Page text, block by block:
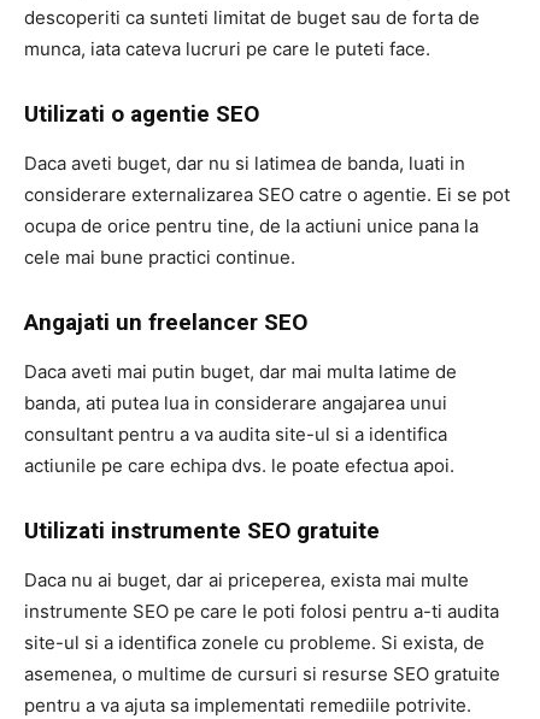
descoperiti ca sunteti limitat de buget sau de forta de
munca, iata cateva lucruri pe care le puteti face.
Utilizati o agentie SEO
Daca aveti buget, dar nu si latimea de banda, luati in
considerare externalizarea SEO catre o agentie. Ei se pot
ocupa de orice pentru tine, de la actiuni unice pana la
cele mai bune practici continue.
Angajati un freelancer SEO
Daca aveti mai putin buget, dar mai multa latime de
banda, ati putea lua in considerare angajarea unui
consultant pentru a va audita site-ul si a identifica
actiunile pe care echipa dvs. le poate efectua apoi.
Utilizati instrumente SEO gratuite
Daca nu ai buget, dar ai priceperea, exista mai multe
instrumente SEO pe care le poti folosi pentru a-ti audita
site-ul si a identifica zonele cu probleme. Si exista, de
asemenea, o multime de cursuri si resurse SEO gratuite
pentru a va ajuta sa implementati remediile potrivite.